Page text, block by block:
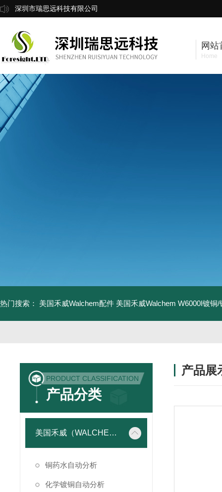
深圳市瑞思远科技有限公司
网站
Home
热门搜索： 美国禾威Walchem配件 美国禾威Walchem W6000I镀铜
PRODUCT CLASSIFICATION
产品分类
美国禾威（WALCHEM）自动添加控制器
铜药水自动分析
化学镀铜自动分析
产品展